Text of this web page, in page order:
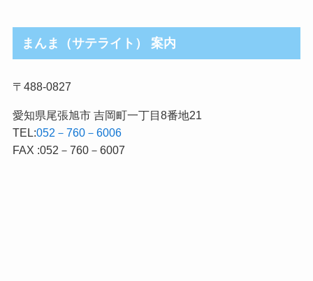
まんま（サテライト） 案内
〒488-0827
愛知県尾張旭市 吉岡町一丁目8番地21
TEL:052－760－6006
FAX :052－760－6007